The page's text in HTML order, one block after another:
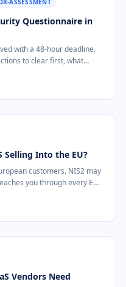
ASSESSMENT
Questionnaire in
with a 48-hour deadline.
to clear first, what
Selling Into the EU?
customers. NIS2 may
you through every EU
Vendors Need